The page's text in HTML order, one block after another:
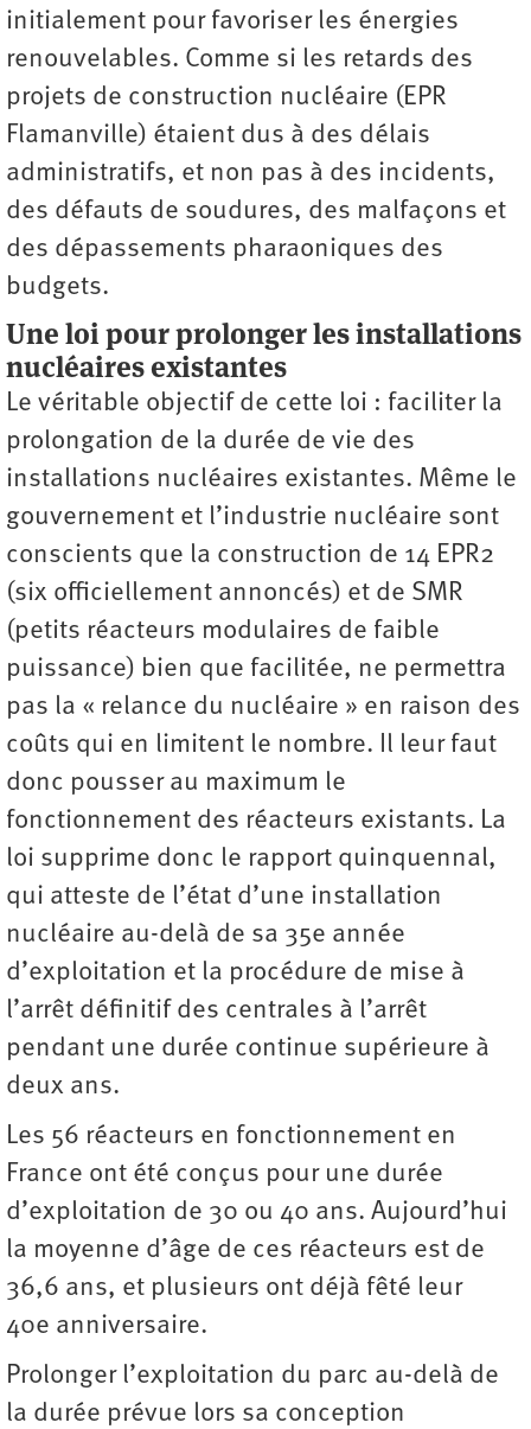
initialement pour favoriser les énergies
renouvelables. Comme si les retards des
projets de construction nucléaire (EPR
Flamanville) étaient dus à des délais
administratifs, et non pas à des incidents,
des défauts de soudures, des malfaçons et
des dépassements pharaoniques des
budgets.
Une loi pour prolonger les installations
nucléaires existantes
Le véritable objectif de cette loi : faciliter la
prolongation de la durée de vie des
installations nucléaires existantes. Même le
gouvernement et l’industrie nucléaire sont
conscients que la construction de 14 EPR2
(six officiellement annoncés) et de SMR
(petits réacteurs modulaires de faible
puissance) bien que facilitée, ne permettra
pas la « relance du nucléaire » en raison des
coûts qui en limitent le nombre. Il leur faut
donc pousser au maximum le
fonctionnement des réacteurs existants. La
loi supprime donc le rapport quinquennal,
qui atteste de l’état d’une installation
nucléaire au-delà de sa 35e année
d’exploitation et la procédure de mise à
l’arrêt définitif des centrales à l’arrêt
pendant une durée continue supérieure à
deux ans.
Les 56 réacteurs en fonctionnement en
France ont été conçus pour une durée
d’exploitation de 30 ou 40 ans. Aujourd’hui
la moyenne d’âge de ces réacteurs est de
36,6 ans, et plusieurs ont déjà fêté leur
40e anniversaire.
Prolonger l’exploitation du parc au-delà de
la durée prévue lors sa conception